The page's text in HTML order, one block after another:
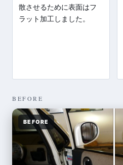
散させるために表面はフ
ラット加工しました。
BEFORE
BEFORE